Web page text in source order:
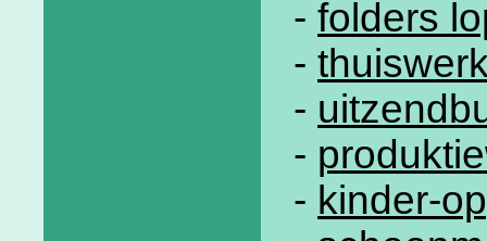
- folders
-
-
-
- kinder-